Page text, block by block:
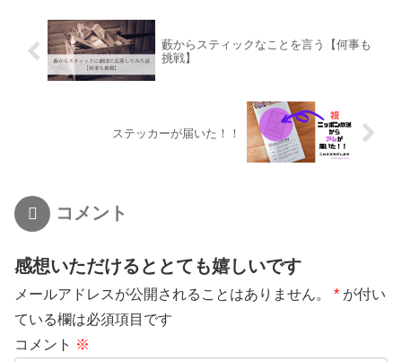
藪からスティックなことを言う【何事も
挑戦】
ステッカーが届いた！！
コメント
感想いただけるととても嬉しいです
メールアドレスが公開されることはありません。 * が付い
ている欄は必須項目です
コメント ※